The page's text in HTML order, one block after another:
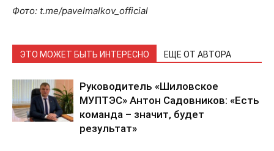
Фото: t.me/pavelmalkov_official
ЭТО МОЖЕТ БЫТЬ ИНТЕРЕСНО ЕЩЕ ОТ АВТОРА
Руководитель «Шиловское
МУПТЭС» Антон Садовников: «Есть
команда – значит, будет
результат»